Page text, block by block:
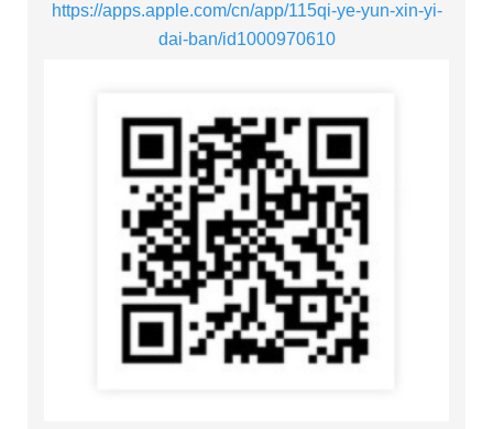
https://apps.apple.com/cn/app/115qi-ye-yun-xin-yi-
dai-ban/id1000970610